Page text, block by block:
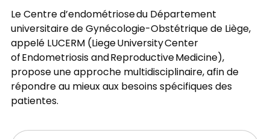
Le Centre d’endométriose du Département
universitaire de Gynécologie-Obstétrique de Liège,
appelé LUCERM (Liege University Center
of Endometriosis and Reproductive Medicine),
propose une approche multidisciplinaire, afin de
répondre au mieux aux besoins spécifiques des
patientes.